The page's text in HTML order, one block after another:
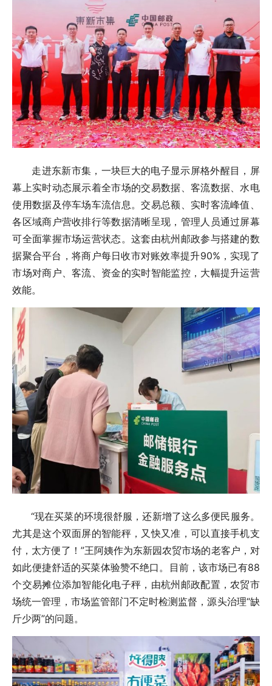
走进东新市集，一块巨大的电子显示屏格外醒目，屏
幕上实时动态展示着全市场的交易数据、客流数据、水电
使用数据及停车场车流信息。交易总额、实时客流峰值、
各区域商户营收排行等数据清晰呈现，管理人员通过屏幕
可全面掌握市场运营状态。这套由杭州邮政参与搭建的数
据聚合平台，将商户每日收市对账效率提升90%，实现了
市场对商户、客流、资金的实时智能监控，大幅提升运营
效能。
“现在买菜的环境很舒服，还新增了这么多便民服务。
尤其是这个双面屏的智能秤，又快又准，可以直接手机支
付，太方便了！”王阿姨作为东新园农贸市场的老客户，对
如此便捷舒适的买菜体验赞不绝口。目前，该市场已有88
个交易摊位添加智能化电子秤，由杭州邮政配置，农贸市
场统一管理，市场监管部门不定时检测监督，源头治理“缺
斤少两”的问题。